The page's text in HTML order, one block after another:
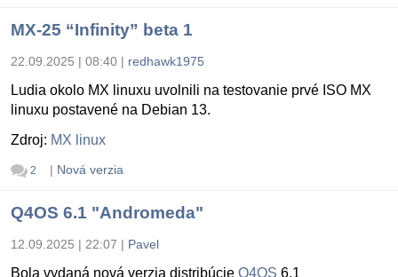
MX-25 “Infinity” beta 1
22.09.2025 | 08:40 | redhawk1975
Ludia okolo MX linuxu uvolnili na testovanie prvé ISO MX
linuxu postavené na Debian 13.
Zdroj: MX linux
2 | Nová verzia
Q4OS 6.1 "Andromeda"
12.09.2025 | 22:07 | Pavel
Bola vydaná nová verzia distribúcie Q4OS 6.1